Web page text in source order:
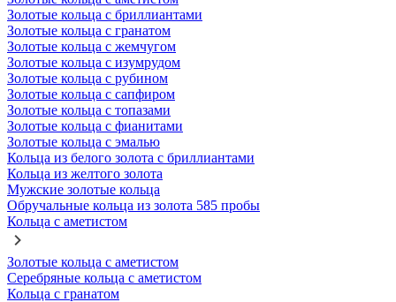
Золотые кольца с бриллиантами
Золотые кольца с гранатом
Золотые кольца с жемчугом
Золотые кольца с изумрудом
Золотые кольца с рубином
Золотые кольца с сапфиром
Золотые кольца с топазами
Золотые кольца с фианитами
Золотые кольца с эмалью
Кольца из белого золота с бриллиантами
Кольца из желтого золота
Мужские золотые кольца
Обручальные кольца из золота 585 пробы
Кольца с аметистом
Золотые кольца с аметистом
Серебряные кольца с аметистом
Кольца с гранатом